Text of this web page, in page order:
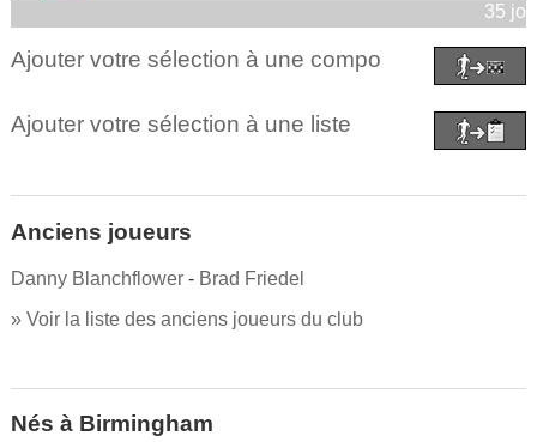
35
Ajouter votre sélection à une compo
Ajouter votre sélection à une liste
Anciens joueurs
Danny Blanchflower- Brad Friedel
» Voir la liste des anciens joueurs du club
Nés à Birmingham